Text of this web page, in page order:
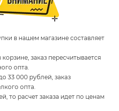
в нашем магазине составляет
заказ пересчитывается
опта.
33 000 рублей, заказ
опта.
то расчет заказа идет по ценам